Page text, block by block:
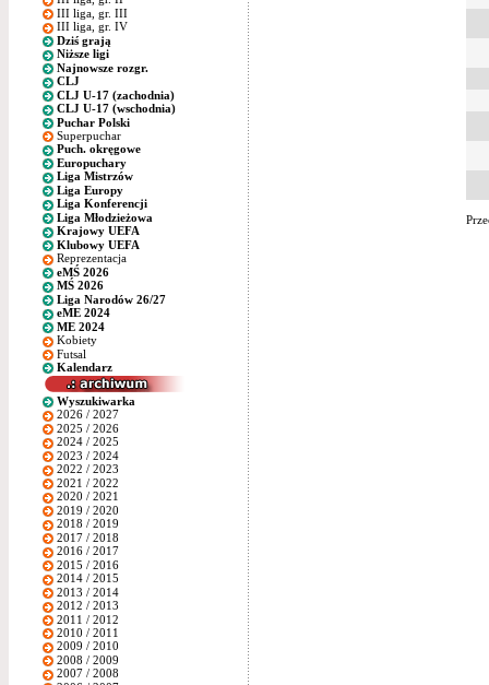
III liga, gr. III
III liga, gr. IV
Dziś grają
Niższe ligi
Najnowsze rozgr.
CLJ
CLJ U-17 (zachodnia)
CLJ U-17 (wschodnia)
Puchar Polski
Superpuchar
Puch. okręgowe
Europuchary
Liga Mistrzów
Liga Europy
Liga Konferencji
Liga Młodzieżowa
Krajowy UEFA
Klubowy UEFA
Reprezentacja
eMŚ 2026
MŚ 2026
Liga Narodów 26/27
eME 2024
ME 2024
Kobiety
Futsal
Kalendarz
Wyszukiwarka
2026 / 2027
2025 / 2026
2024 / 2025
2023 / 2024
2022 / 2023
2021 / 2022
2020 / 2021
2019 / 2020
2018 / 2019
2017 / 2018
2016 / 2017
2015 / 2016
2014 / 2015
2013 / 2014
2012 / 2013
2011 / 2012
2010 / 2011
2009 / 2010
2008 / 2009
2007 / 2008